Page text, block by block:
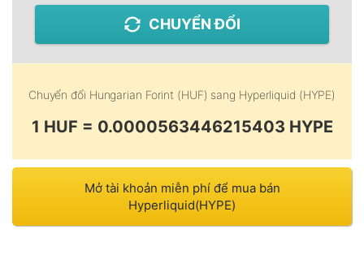
CHUYỂN ĐỔI
Chuyển đổi Hungarian Forint (HUF) sang Hyperliquid (HYPE)
1 HUF = 0.0000563446215403 HYPE
Mở tài khoản miễn phí để mua bán
Hyperliquid(HYPE)